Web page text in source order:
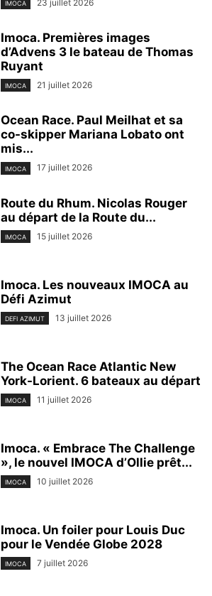
IMOCA 23 juillet 2026
Imoca. Premières images
d’Advens 3 le bateau de Thomas
Ruyant
IMOCA 21 juillet 2026
Ocean Race. Paul Meilhat et sa
co-skipper Mariana Lobato ont
mis...
IMOCA 17 juillet 2026
Route du Rhum. Nicolas Rouger
au départ de la Route du...
IMOCA 15 juillet 2026
Imoca. Les nouveaux IMOCA au
Défi Azimut
DEFI AZIMUT 13 juillet 2026
The Ocean Race Atlantic New
York-Lorient. 6 bateaux au départ
IMOCA 11 juillet 2026
Imoca. « Embrace The Challenge
», le nouvel IMOCA d’Ollie prêt...
IMOCA 10 juillet 2026
Imoca. Un foiler pour Louis Duc
pour le Vendée Globe 2028
IMOCA 7 juillet 2026